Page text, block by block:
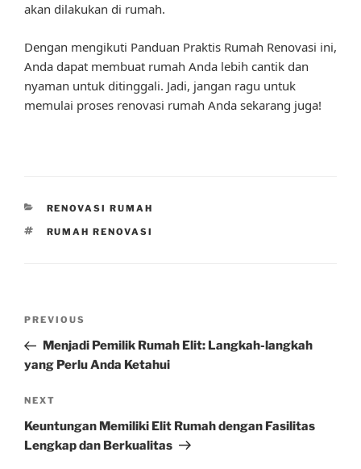
akan dilakukan di rumah.
Dengan mengikuti Panduan Praktis Rumah Renovasi ini,
Anda dapat membuat rumah Anda lebih cantik dan
nyaman untuk ditinggali. Jadi, jangan ragu untuk
memulai proses renovasi rumah Anda sekarang juga!
CATEGORIES
RENOVASI RUMAH
TAGS
RUMAH RENOVASI
Previous
Post
PREVIOUS
Menjadi Pemilik Rumah Elit: Langkah-langkah
yang Perlu Anda Ketahui
Next
Post
NEXT
Keuntungan Memiliki Elit Rumah dengan Fasilitas
Lengkap dan Berkualitas